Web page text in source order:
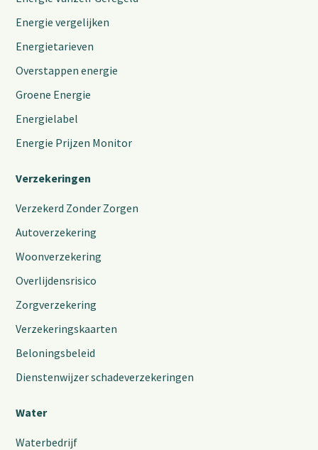
Energie vergelijken
Energietarieven
Overstappen energie
Groene Energie
Energielabel
Energie Prijzen Monitor
Verzekeringen
Verzekerd Zonder Zorgen
Autoverzekering
Woonverzekering
Overlijdensrisico
Zorgverzekering
Verzekeringskaarten
Beloningsbeleid
Dienstenwijzer schadeverzekeringen
Water
Waterbedrijf